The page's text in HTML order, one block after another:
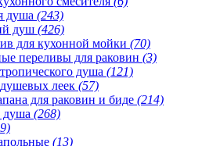
душа (243)
душ (426)
для кухонной мойки (70)
переливы для раковин (3)
душа (121)
леек (57)
для раковин и биде (214)
душа (268)
(13)